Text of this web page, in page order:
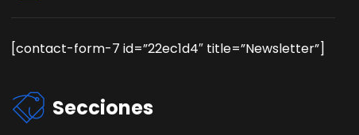
[contact-form-7 id=”22ec1d4″ title=”Newsletter”]
Secciones